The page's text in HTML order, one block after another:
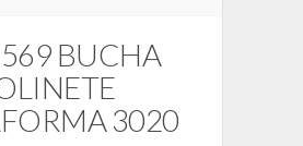
BUCHA
3020